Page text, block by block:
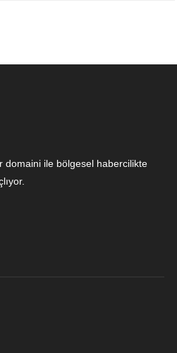
domaini ile bölgesel habercilikte